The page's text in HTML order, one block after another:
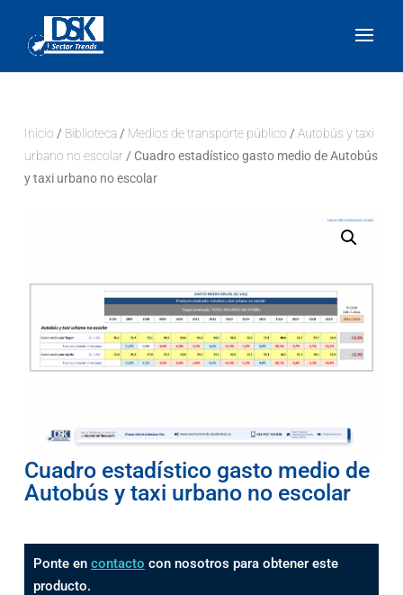
Inicio / Biblioteca/ Medios de transporte público / Autobús y taxi
urbano no escolar / Cuadro estadístico gasto medio de Autobús
y taxi urbano no escolar
Cuadro estadístico gasto medio de
Autobús y taxi urbano no escolar
Ponte en contacto con nosotros para obtener este
producto.